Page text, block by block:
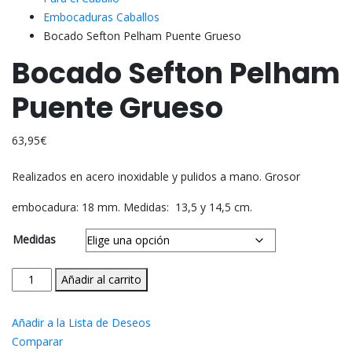
Embocaduras Caballos
Bocado Sefton Pelham Puente Grueso
Bocado Sefton Pelham
Puente Grueso
63,95€
Realizados en acero inoxidable y pulidos a mano. Grosor
embocadura: 18 mm. Medidas: 13,5 y 14,5 cm.
Medidas
Bocado
Sefton
Añadir al carrito
Añadir a la Lista de Deseos
Comparar